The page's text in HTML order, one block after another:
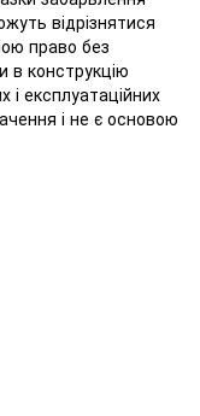
відрізнятися
право без
в конструкцію
і експлуатаційних
і не є основою